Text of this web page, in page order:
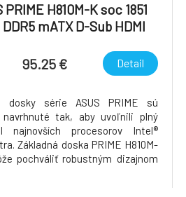
PRIME H810M-K soc 1851
DDR5 mATX D-Sub HDMI
95.25 € Detail
dosky série ASUS PRIME sú
navrhnuté tak, aby uvoľnili plný
najnovších procesorov Intel®
Základná doska PRIME H810M-
pochváliť robustným dizajnom